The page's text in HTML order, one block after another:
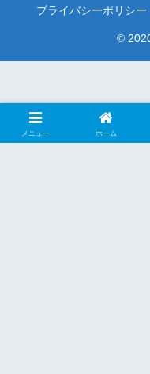
プライバシーポリシー
©
メニュー ホーム